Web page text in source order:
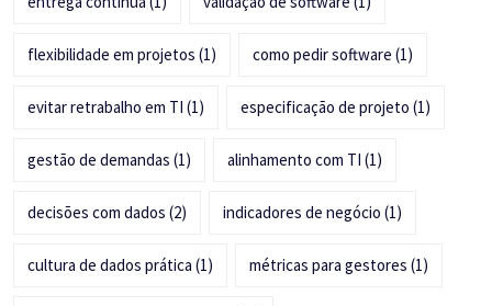
flexibilidade em projetos (1) como pedir software (1)
evitar retrabalho em TI (1) especificação de projeto (1)
gestão de demandas (1) alinhamento com TI (1)
decisões com dados (2) indicadores de negócio (1)
cultura de dados prática (1) métricas para gestores (1)